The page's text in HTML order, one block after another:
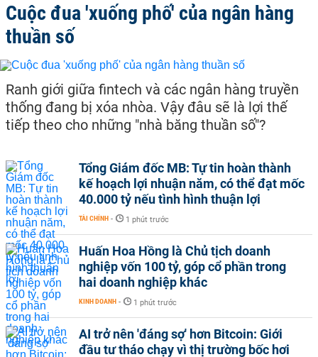
Cuộc đua 'xuống phố' của ngân hàng
thuần số
Ranh giới giữa fintech và các ngân hàng truyền
thống đang bị xóa nhòa. Vậy đâu sẽ là lợi thế
tiếp theo cho những "nhà băng thuần số"?
Tổng Giám đốc MB: Tự tin hoàn thành
kế hoạch lợi nhuận năm, có thể đạt mốc
40.000 tỷ nếu tình hình thuận lợi
TÀI CHÍNH - 1 phút trước
Huấn Hoa Hồng là Chủ tịch doanh
nghiệp vốn 100 tỷ, góp cổ phần trong
hai doanh nghiệp khác
KINH DOANH - 1 phút trước
AI trở nên 'đáng sợ' hơn Bitcoin: Giới
đầu tư tháo chạy vì thị trường bốc hơi